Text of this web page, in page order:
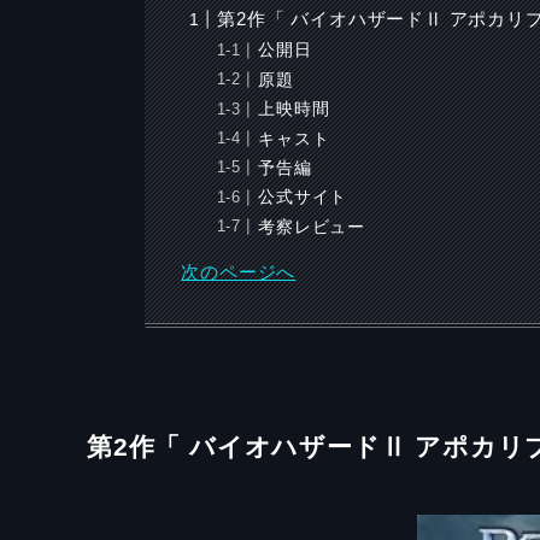
第2作「 バイオハザードⅡ アポカリ
公開日
原題
上映時間
キャスト
予告編
公式サイト
考察レビュー
次のページへ
第2作「バイオハザードⅡ アポカリ